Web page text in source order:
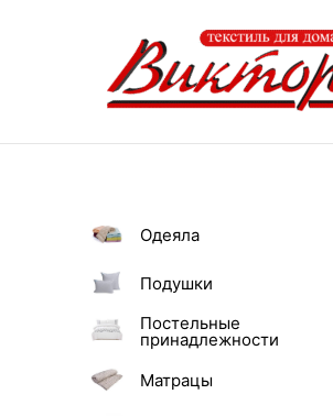
Одеяла
Подушки
Постельные
принадлежности
Матрацы